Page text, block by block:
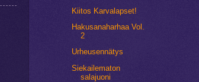
Kiitos Karvalapset!
Hakusanaharhaa Vol.
2
Urheusennätys
Siekailematon
salajuoni